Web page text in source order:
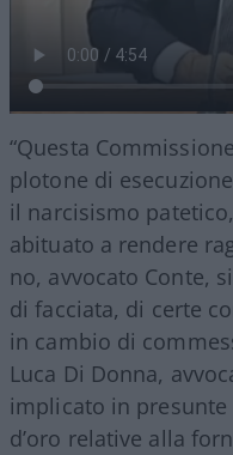
“Questa
plotone di
il narcisismo
abituato a rendere
no, avvocato Conte,
di facciata, di certe
in cambio di
Luca Di Donna,
implicato in presunte
d’oro relative alla